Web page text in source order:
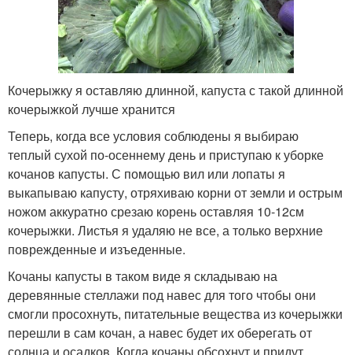
Кочерыжку я оставляю длинной, капуста с такой длинной
кочерыжкой лучше хранится
Теперь, когда все условия соблюдены я выбираю
теплый сухой по-осеннему день и приступаю к уборке
кочанов капусты. С помощью вил или лопаты я
выкапываю капусту, отряхиваю корни от земли и острым
ножом аккуратно срезаю корень оставляя 10-12см
кочерыжки. Листья я удаляю не все, а только верхние
поврежденные и изъеденные.
Кочаны капусты в таком виде я складываю на
деревянные стеллажи под навес для того чтобы они
смогли просохнуть, питательные вещества из кочерыжки
перешли в сам кочан, а навес будет их оберегать от
солнца и осадков. Когда кочаны обсохнут и придут